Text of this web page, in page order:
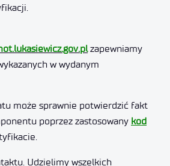
zapewniamy
w wydanym
może sprawnie potwierdzić fakt
poprzez zastosowany kod
Udzielimy wszelkich